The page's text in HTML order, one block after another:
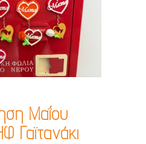
Μαΐου
Γαϊτανάκι